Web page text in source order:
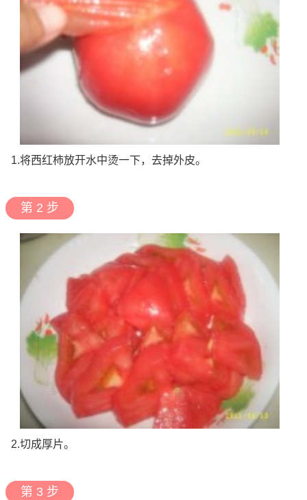
1.将西红柿放开水中烫一下，去掉外皮。
第 2 步
2.切成厚片。
第 3 步